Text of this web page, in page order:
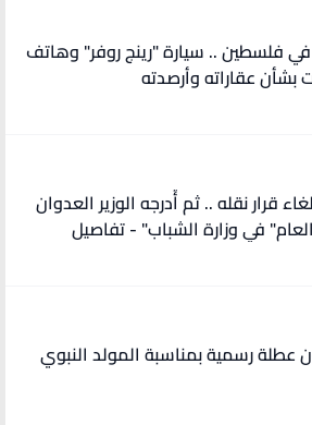
"أغنى متسول" في فلسطين .. سيارة "رينج روفر" وهاتف
عقاراته وأرصدته
"انتصر قضائيًا بإلغاء قرار نقله .. ثم أُدرجه الوزير العدوان
في وزارة الشباب" - تفاصيل
عطلة رسمية بمناسبة المولد النبوي